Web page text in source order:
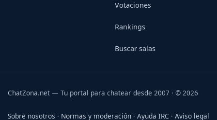
Votaciones
Rankings
Buscar salas
ChatZona.net — Tu portal para chatear desde 2007 · © 2026
Sobre nosotros · Normas y moderación · Ayuda IRC · Aviso legal